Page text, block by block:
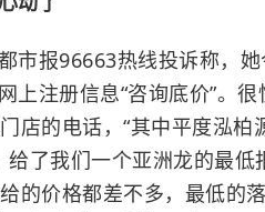
市报96663热线投诉称，
上注册信息“咨询底价”。
店的电话，“其中平度泓柏
，给了我们一个亚洲龙的最
的价格都差不多，最低的